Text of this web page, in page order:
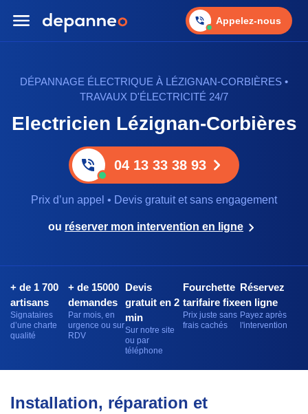
Appelez-nous
DÉPANNAGE ÉLECTRIQUE À LÉZIGNAN-CORBIÈRES •
TRAVAUX D'ÉLECTRICITÉ 24/7
Electricien Lézignan-Corbières
04 13 33 38 93
Prix d’un appel • Devis gratuit et sans engagement
ou réserver mon intervention en ligne
+ de 1 700
artisans
Signataires
d’une charte
qualité
+ de 15000
demandes
Par mois, en
urgence ou sur
RDV
Devis
gratuit en 2
min
Sur notre site
ou par
téléphone
Fourchette
tarifaire fixe
Prix juste sans
frais cachés
Réservez
en ligne
Payez après
l'intervention
Installation, réparation et